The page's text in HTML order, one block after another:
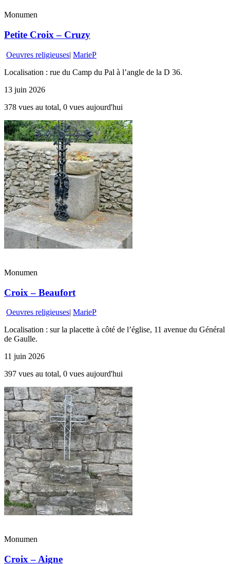
Monumen
Petite Croix – Cruzy
Oeuvres religieuses| MarieP
Localisation : rue du Camp du Pal à l’angle de la D 36.
13 juin 2026
378 vues au total, 0 vues aujourd'hui
Monumen
Croix – Beaufort
Oeuvres religieuses| MarieP
Localisation : sur la placette à côté de l’église, 11 avenue du Général
de Gaulle.
11 juin 2026
397 vues au total, 0 vues aujourd'hui
Monumen
Croix – Aigne